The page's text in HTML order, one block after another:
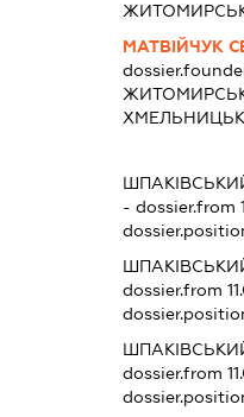
МАТВІЙЧУК
- dossier.from
dossier.from
dossier.from